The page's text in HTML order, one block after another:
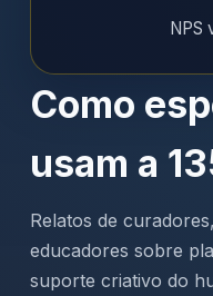
NPS
Como
usam a
Relatos de
educadores sobre
suporte criativo do